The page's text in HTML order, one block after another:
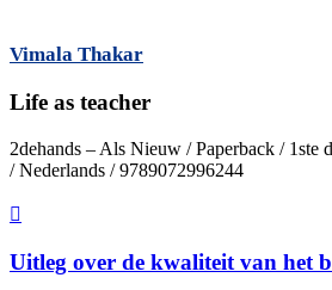
Vimala Thakar
Life as teacher
2dehands – Als Nieuw / Paperback / 1ste
/ Nederlands / 9789072996244
Uitleg over de kwaliteit van het